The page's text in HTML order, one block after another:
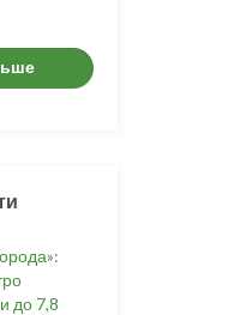
до 7,8